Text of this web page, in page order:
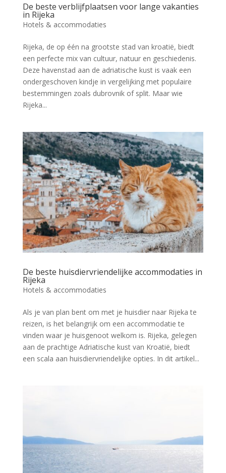
De beste verblijfplaatsen voor lange vakanties
in Rijeka
Hotels & accommodaties
Rijeka, de op één na grootste stad van kroatië, biedt
een perfecte mix van cultuur, natuur en geschiedenis.
Deze havenstad aan de adriatische kust is vaak een
ondergeschoven kindje in vergelijking met populaire
bestemmingen zoals dubrovnik of split. Maar wie
Rijeka...
De beste huisdiervriendelijke accommodaties in
Rijeka
Hotels & accommodaties
Als je van plan bent om met je huisdier naar Rijeka te
reizen, is het belangrijk om een accommodatie te
vinden waar je huisgenoot welkom is. Rijeka, gelegen
aan de prachtige Adriatische kust van Kroatië, biedt
een scala aan huisdiervriendelijke opties. In dit artikel...